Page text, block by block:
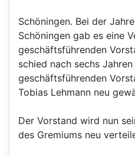
Schöningen. Bei der
Schöningen gab es eine
geschäftsführenden
schied nach sechs
geschäftsführenden
Tobias Lehmann neu
Der Vorstand wird nun
des Gremiums neu